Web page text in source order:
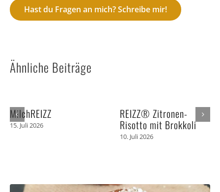
Hast du Fragen an mich? Schreibe mir!
Ähnliche Beiträge
MilchREIZZ
15. Juli 2026
REIZZ® Zitronen-
Risotto mit Brokkoli
10. Juli 2026